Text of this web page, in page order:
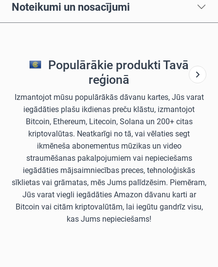
Noteikumi un nosacījumi
Populārākie produkti Tavā
reģionā
Izmantojot mūsu populārākās dāvanu kartes, Jūs varat
iegādāties plašu ikdienas preču klāstu, izmantojot
Bitcoin, Ethereum, Litecoin, Solana un 200+ citas
kriptovalūtas. Neatkarīgi no tā, vai vēlaties segt
ikmēneša abonementus mūzikas un video
straumēšanas pakalpojumiem vai nepieciešams
iegādāties mājsaimniecības preces, tehnoloģiskās
sīklietas vai grāmatas, mēs Jums palīdzēsim. Piemēram,
Jūs varat viegli iegādāties Amazon dāvanu karti ar
Bitcoin vai citām kriptovalūtām, lai iegūtu gandrīz visu,
kas Jums nepieciešams!